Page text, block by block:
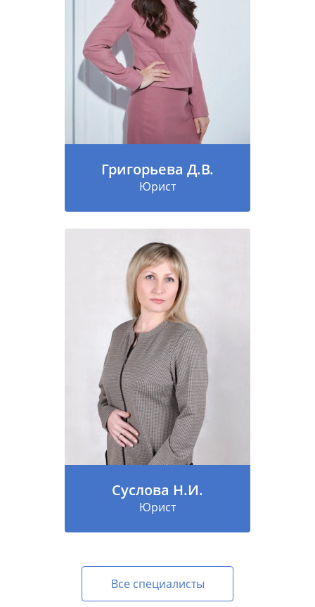
Григорьева Д.В.
Юрист
Суслова Н.И.
Юрист
Все специалисты